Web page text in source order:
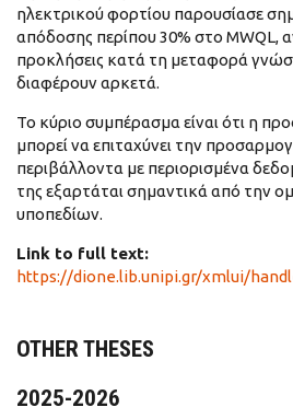
ηλεκτρικού φορτίου παρουσίασε
απόδοσης περίπου 30% στο MWQL,
προκλήσεις κατά τη μεταφορά
διαφέρουν αρκετά.
Το κύριο συμπέρασμα είναι ότι η
μπορεί να επιταχύνει την
περιβάλλοντα με περιορισμένα
της εξαρτάται σημαντικά από την
υποπεδίων.
Link to full text:
https://dione.lib.unipi.gr/xmlui/
OTHER THESES
2025-2026